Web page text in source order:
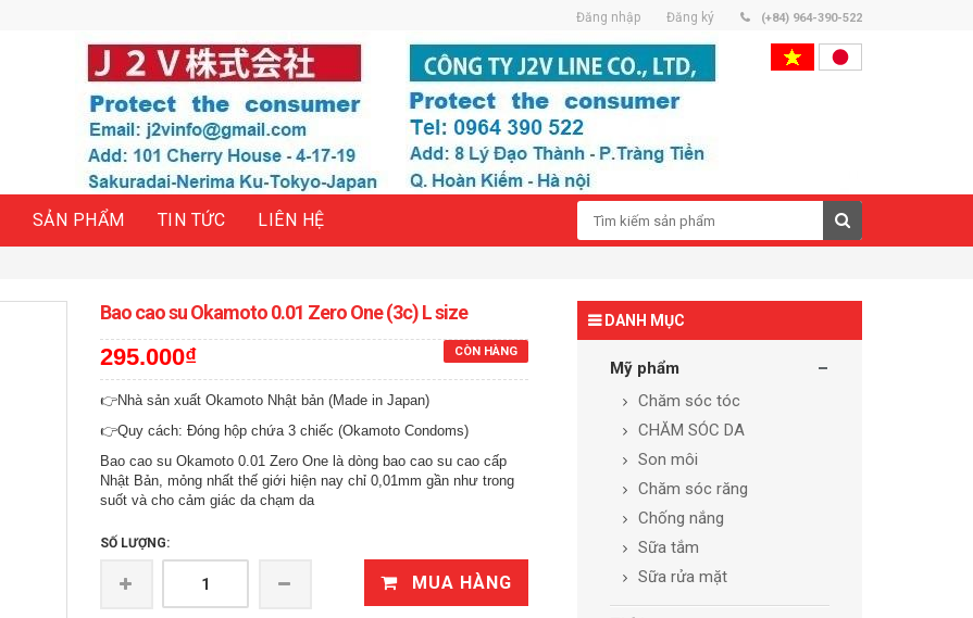
Đăng nhập Đăng ký (+84) 964-390-522
SẢN PHẨM TIN TỨC LIÊN HỆ
Bao cao su Okamoto 0.01 Zero One (3c) L size
CÒN HÀNG
295.000₫
👉Nhà sản xuất Okamoto Nhật bản (Made in Japan)
👉Quy cách: Đóng hộp chứa 3 chiếc (Okamoto Condoms)
Bao cao su Okamoto 0.01 Zero One là dòng bao cao su cao cấp
Nhật Bản, mỏng nhất thế giới hiện nay chỉ 0,01mm gần như trong
suốt và cho cảm giác da chạm da
SỐ LƯỢNG:
MUA HÀNG
DANH MỤC
Mỹ phẩm
Chăm sóc tóc
CHĂM SÓC DA
Son môi
Chăm sóc răng
Chống nắng
Sữa tắm
Sữa rửa mặt